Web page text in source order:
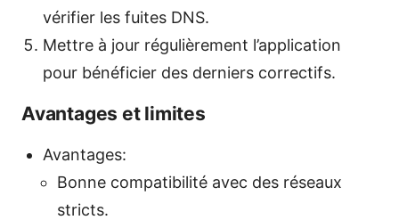
vérifier les fuites DNS.
Mettre à jour régulièrement l’application
pour bénéficier des derniers correctifs.
Avantages et limites
Avantages:
Bonne compatibilité avec des réseaux
stricts.